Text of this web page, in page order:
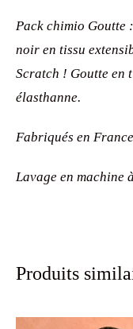
Pack chimio Goutte
noir en tissu
Scratch ! Goutte en
élasthanne.
Fabriqués en
Lavage en machine
Produits